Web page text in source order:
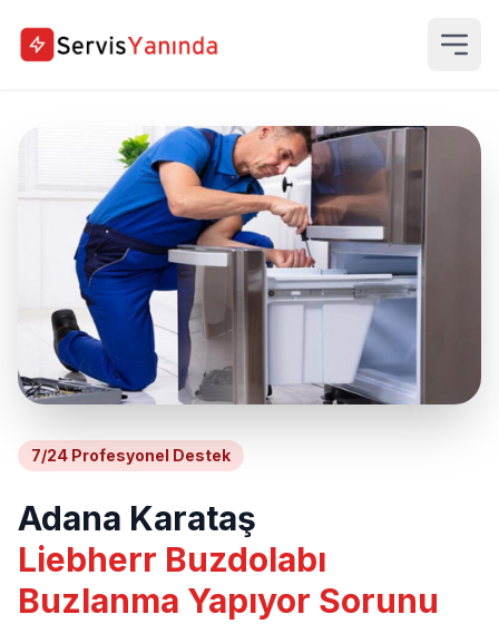
7/24 Profesyonel Destek
Adana Karataş
Liebherr Buzdolabı
Buzlanma Yapıyor Sorunu